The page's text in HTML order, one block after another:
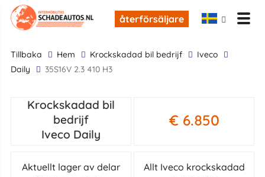
återförsäljare
tillbaka Hem krockskadad bil bedrijf
Iveco
Daily
35S16V 2.3 410 H3
Krockskadad bil
bedrijf
Iveco Daily
€ 6.850
Aktuellt lager av delar
Allt Iveco krockskadad